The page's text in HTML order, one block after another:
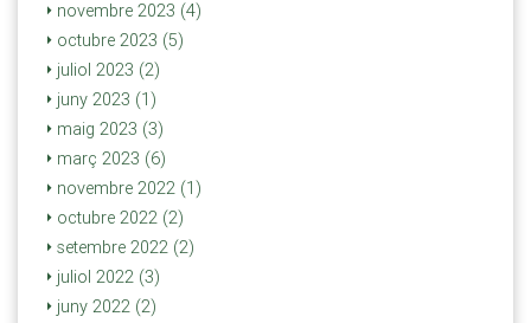
novembre 2023 (4)
octubre 2023 (5)
juliol 2023 (2)
juny 2023 (1)
maig 2023 (3)
març 2023 (6)
novembre 2022 (1)
octubre 2022 (2)
setembre 2022 (2)
juliol 2022 (3)
juny 2022 (2)